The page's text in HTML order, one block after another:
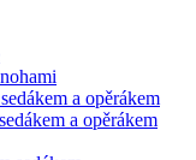
a opěrákem
a opěrákem